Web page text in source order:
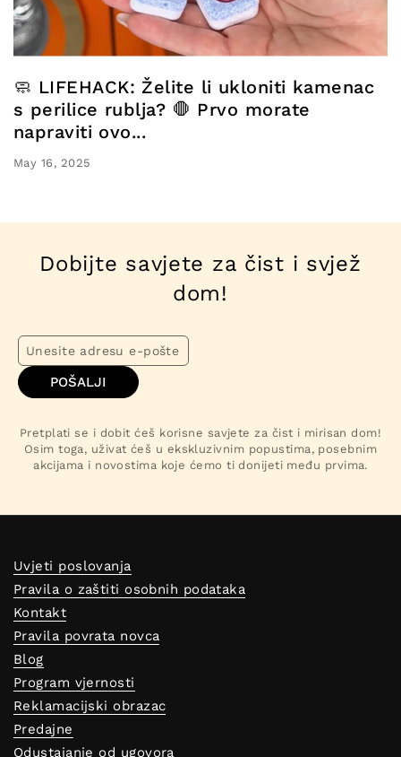
🧼 LIFEHACK: Želite li ukloniti kamenac
s perilice rublja? 🛑 Prvo morate
napraviti ovo...
May 16, 2025
Dobijte savjete za čist i svjež
dom!
POŠALJI
Pretplati se i dobit ćeš korisne savjete za čist i mirisan dom!
Osim toga, uživat ćeš u ekskluzivnim popustima, posebnim
akcijama i novostima koje ćemo ti donijeti među prvima.
Uvjeti poslovanja
Pravila o zaštiti osobnih podataka
Kontakt
Pravila povrata novca
Blog
Program vjernosti
Reklamacijski obrazac
Predajne
Odustajanje od ugovora